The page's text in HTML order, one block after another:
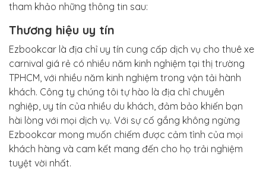
tham khảo những thông tin sau:
Thương hiệu uy tín
Ezbookcar là địa chỉ uy tín cung cấp dịch vụ cho thuê xe
carnival giá rẻ có nhiều năm kinh nghiệm tại thị trường
TPHCM, với nhiều năm kinh nghiệm trong vận tải hành
khách. Công ty chúng tôi tự hào là địa chỉ chuyên
nghiệp, uy tín của nhiều du khách, đảm bảo khiến bạn
hài lòng với mọi dịch vụ. Với sự cố gắng không ngừng
Ezbookcar mong muốn chiếm được cảm tình của mọi
khách hàng và cam kết mang đến cho họ trải nghiệm
tuyệt vời nhất.